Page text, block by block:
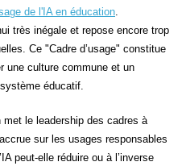
de l'IA en éducation
très inégale et repose encore trop
Ce "Cadre d’usage" constitue
une culture commune et un
éducatif.
met le leadership des cadres à
sur les usages responsables
peut-elle réduire ou à l’inverse